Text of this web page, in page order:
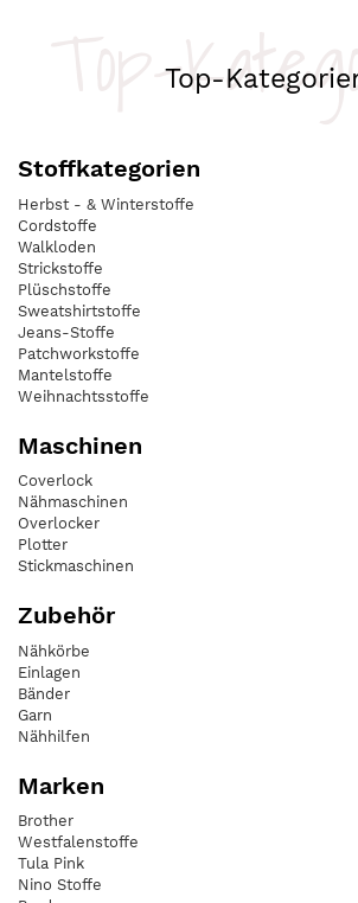
Top-
Top-
Stoffkategorien
Herbst - & Winterstoffe
Cordstoffe
Walkloden
Strickstoffe
Plüschstoffe
Sweatshirtstoffe
Jeans-Stoffe
Patchworkstoffe
Mantelstoffe
Weihnachtsstoffe
Maschinen
Coverlock
Nähmaschinen
Overlocker
Plotter
Stickmaschinen
Zubehör
Nähkörbe
Einlagen
Bänder
Garn
Nähhilfen
Marken
Brother
Westfalenstoffe
Tula Pink
Nino Stoffe